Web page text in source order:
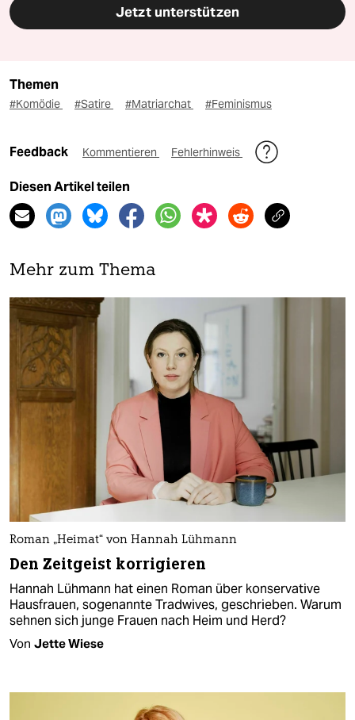
Jetzt unterstützen
Themen
#Komödie #Satire #Matriarchat #Feminismus
Feedback Kommentieren Fehlerhinweis
Diesen Artikel teilen
Mehr zum Thema
Roman „Heimat“ von Hannah Lühmann
Den Zeitgeist korrigieren
Hannah Lühmann hat einen Roman über konservative
Haus­frauen, sogenannte Tradwives, geschrieben. Warum
sehnen sich junge Frauen nach Heim und Herd?
Von Jette Wiese